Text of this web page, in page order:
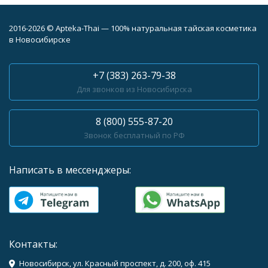
2016-2026 © Apteka-Thai — 100% натуральная тайская косметика
в Новосибирске
+7 (383) 263-79-38
Для звонков из Новосибирска
8 (800) 555-87-20
Звонок бесплатный по РФ
Написать в мессенджеры:
Контакты:
Новосибирск, ул. Красный проспект, д. 200, оф. 415